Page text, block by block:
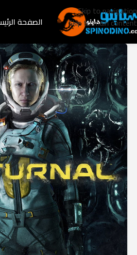
Skip to navigation
Skip to main content
الصفحة